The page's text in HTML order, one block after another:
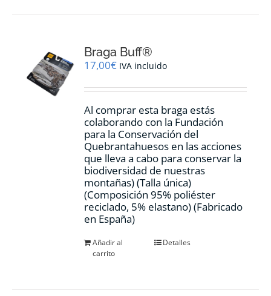
Braga Buff®
17,00€ IVA incluido
Al comprar esta braga estás
colaborando con la Fundación
para la Conservación del
Quebrantahuesos en las acciones
que lleva a cabo para conservar la
biodiversidad de nuestras
montañas) (Talla única)
(Composición 95% poliéster
reciclado, 5% elastano) (Fabricado
en España)
Añadir al
carrito
Detalles